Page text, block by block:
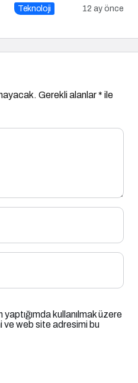
Teknoloji 12 ay önce
Gerekli alanlar* ile
kullanılmak üzere
ve web site adresimi bu